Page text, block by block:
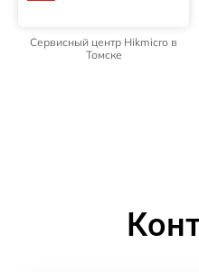
Сервисный центр Hikmicro в
Томске